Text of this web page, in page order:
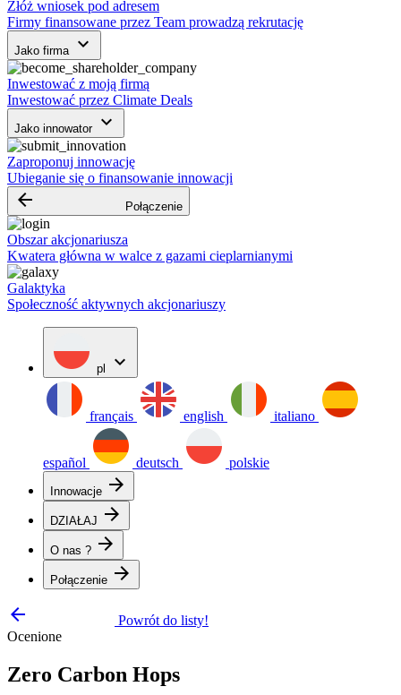
Złóż wniosek pod adresem
Firmy finansowane przez Team prowadzą rekrutację
Jako firma keyboard_arrow_down
Inwestować z moją firmą
Inwestować przez Climate Deals
Jako innowator keyboard_arrow_down
Zaproponuj innowację
Ubieganie się o finansowanie innowacji
arrow_backward Połączenie
Obszar akcjonariusza
Kwatera główna w walce z gazami cieplarnianymi
Galaktyka
Społeczność aktywnych akcjonariuszy
pl expand_more
français english italiano
español deutsch polskie
Innowacje arrow_forward
DZIAŁAJ arrow_forward
O nas ? arrow_forward
Połączenie arrow_forward
arrow_backward
Powrót do listy!
Ocenione
Zero Carbon Hops